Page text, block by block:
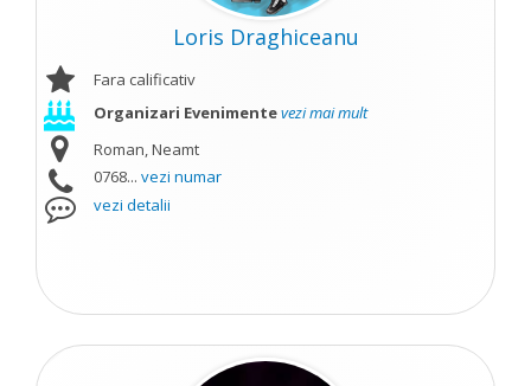
Loris Draghiceanu
Fara calificativ
Organizari Evenimentevezi mai mult
Roman, Neamt
0768... vezi numar
vezi detalii